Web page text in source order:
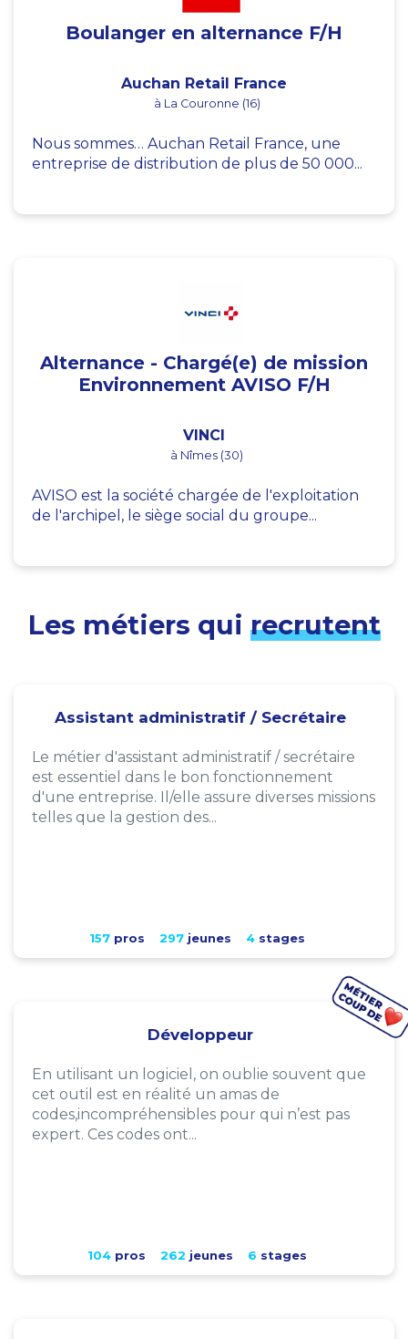
Boulanger en alternance F/H
Auchan Retail France
à La Couronne (16)
Nous sommes… Auchan Retail France, une
entreprise de distribution de plus de 50 000...
Alternance - Chargé(e) de mission
Environnement AVISO F/H
VINCI
à Nîmes (30)
AVISO est la société chargée de l'exploitation
de l'archipel, le siège social du groupe...
Les métiers qui recrutent
Assistant administratif / Secrétaire
Le métier d'assistant administratif / secrétaire
est essentiel dans le bon fonctionnement
d'une entreprise. Il/elle assure diverses missions
telles que la gestion des...
157pros 297jeunes 4stages
Développeur
En utilisant un logiciel, on oublie souvent que
cet outil est en réalité un amas de
codes,incompréhensibles pour qui n’est pas
expert. Ces codes ont...
104pros 262 jeunes 6 stages